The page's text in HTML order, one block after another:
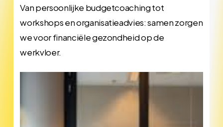
Van persoonlijke budgetcoaching tot
workshops en organisatieadvies: samen zorgen
we voor financiële gezondheid op de
werkvloer.